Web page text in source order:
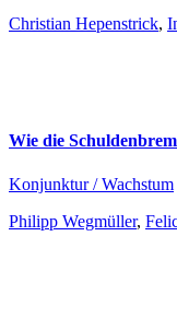
Christian Hepenstrick,
Wie die
Konjunktur / Wachstum
Philipp Wegmüller,